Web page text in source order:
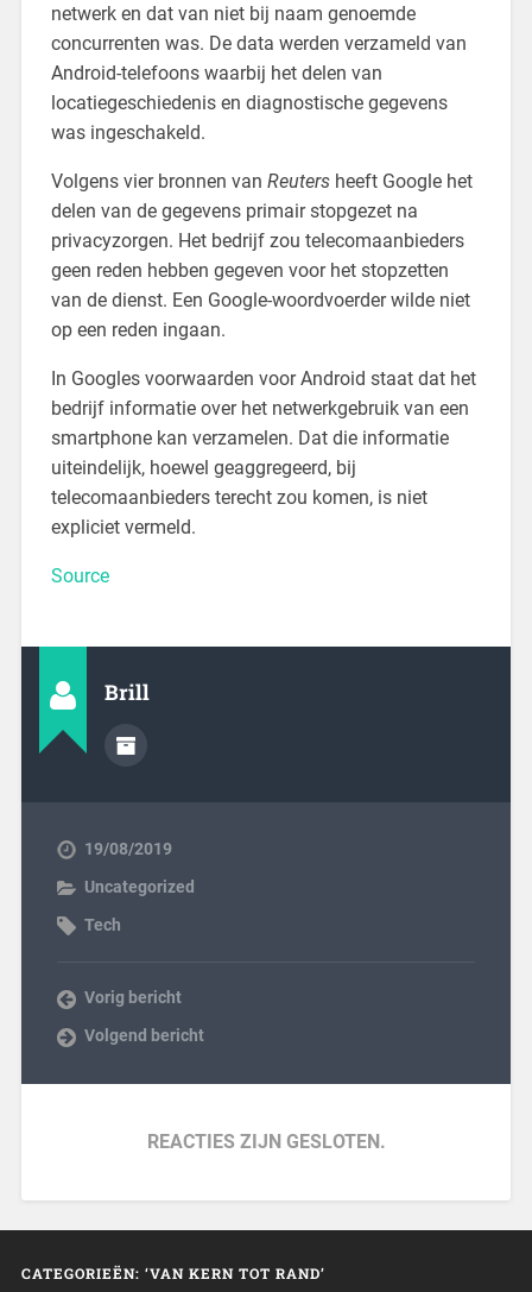
netwerk en dat van niet bij naam genoemde
concurrenten was. De data werden verzameld van
Android-telefoons waarbij het delen van
locatiegeschiedenis en diagnostische gegevens
was ingeschakeld.
Volgens vier bronnen van Reutersheeft Google het
delen van de gegevens primair stopgezet na
privacyzorgen. Het bedrijf zou telecomaanbieders
geen reden hebben gegeven voor het stopzetten
van de dienst. Een Google-woordvoerder wilde niet
op een reden ingaan.
In Googles voorwaarden voor Android staat dat het
bedrijf informatie over het netwerkgebruik van een
smartphone kan verzamelen. Dat die informatie
uiteindelijk, hoewel geaggregeerd, bij
telecomaanbieders terecht zou komen, is niet
expliciet vermeld.
Source
Brill
19/08/2019
Uncategorized
Tech
Vorig bericht
Volgend bericht
REACTIES ZIJN GESLOTEN.
CATEGORIEËN: ‘VAN KERN TOT RAND’